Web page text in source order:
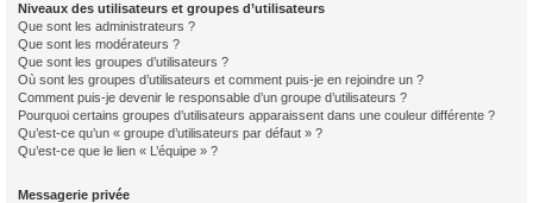
Niveaux des utilisateurs et groupes d’utilisateurs
Que sont les administrateurs ?
Que sont les modérateurs ?
Que sont les groupes d’utilisateurs ?
Où sont les groupes d’utilisateurs et comment puis-je en rejoindre un ?
Comment puis-je devenir le responsable d’un groupe d’utilisateurs ?
Pourquoi certains groupes d’utilisateurs apparaissent dans une couleur différente ?
Qu’est-ce qu’un « groupe d’utilisateurs par défaut » ?
Qu’est-ce que le lien « L’équipe » ?
Messagerie privée